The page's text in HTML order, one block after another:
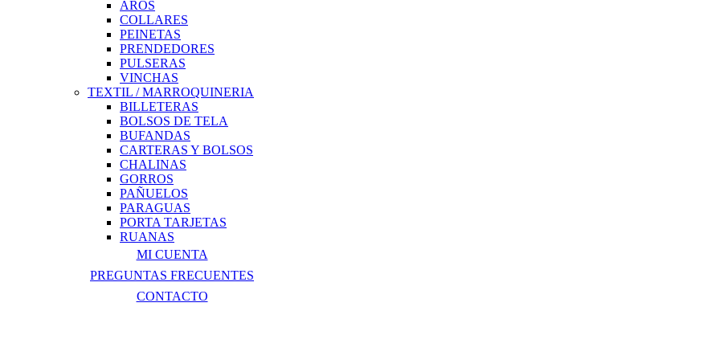
AROS
COLLARES
PEINETAS
PRENDEDORES
PULSERAS
VINCHAS
TEXTIL / MARROQUINERIA
BILLETERAS
BOLSOS DE TELA
BUFANDAS
CARTERAS Y BOLSOS
CHALINAS
GORROS
PAÑUELOS
PARAGUAS
PORTA TARJETAS
RUANAS
MI CUENTA
PREGUNTAS FRECUENTES
CONTACTO